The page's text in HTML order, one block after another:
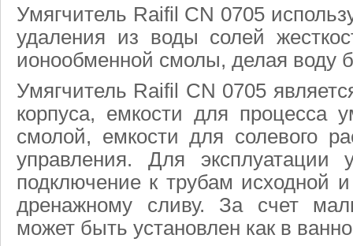
Умягчитель Raifil CN 0705
удаления из воды солей
ионообменной смолы, делая воду
Умягчитель Raifil CN 0705
корпуса, емкости для процесса
смолой, емкости для солевого
управления. Для эксплуатации
подключение к трубам исходной
дренажному сливу. За счет
может быть установлен как в